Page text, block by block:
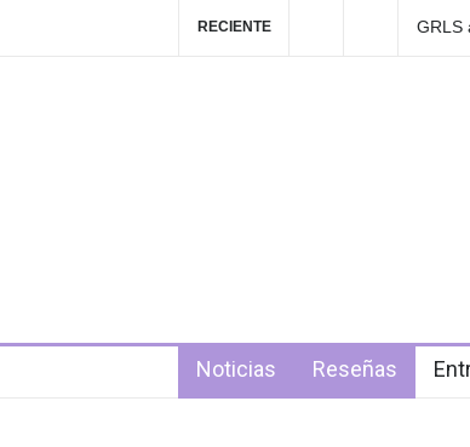
RECIENTE
Las
Noticias Reseñas